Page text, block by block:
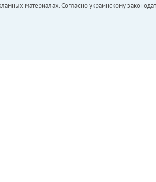
материалах. Согласно украинскому